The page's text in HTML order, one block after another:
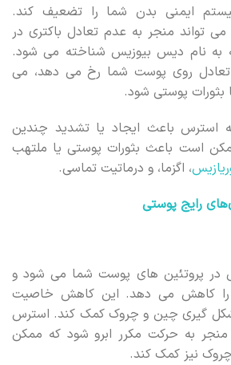
ایمنی بدن شما را تضعیف کند.
تواند منجر به عدم تعادل باکتری در
به نام دیس بیوزیس شناخته می شود.
روی پوست شما رخ می دهد، می
بثورات پوستی شود.
باعث ایجاد یا تشدید چندین
است باعث بثورات پوستی یا ملتهب
، اگزما، و درماتیت تماسی.
رایج پوستی
در پروتئین های پوست شما می شود و
را کاهش می دهد. این کاهش خاصیت
شکل گیری چین و چروک کمک کند. استرس
به حرکت مکرر ابرو شود که ممکن
نیز کمک کند.